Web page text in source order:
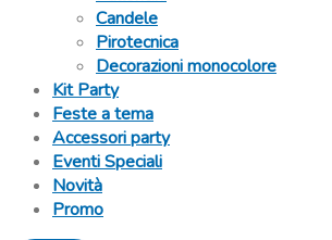
Candele
Pirotecnica
Decorazioni monocolore
Kit Party
Feste a tema
Accessori party
Eventi Speciali
Novità
Promo